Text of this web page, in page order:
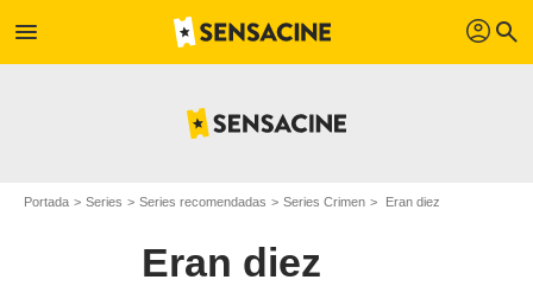
menu profil search
Portada Series Series recomendadas Series Crimen Eran diez
Eran diez